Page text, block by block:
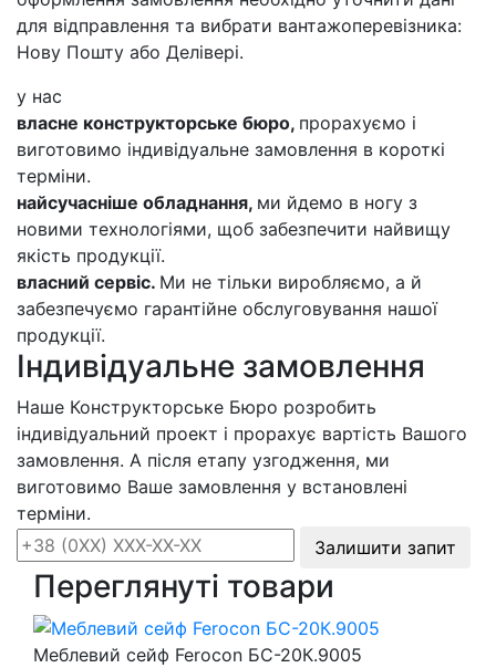
для відправлення та вибрати вантажоперевізника:
Нову Пошту або Делівері.
у нас
власне конструкторське бюро, прорахуємо і
виготовимо індивідуальне замовлення в короткі
терміни.
найсучасніше обладнання, ми йдемо в ногу з
новими технологіями, щоб забезпечити найвищу
якість продукції.
власний сервіс. Ми не тільки виробляємо, а й
забезпечуємо гарантійне обслуговування нашої
продукції.
Індивідуальне замовлення
Наше Конструкторське Бюро розробить
індивідуальний проект і прорахує вартість Вашого
замовлення. А після етапу узгодження, ми
виготовимо Ваше замовлення у встановлені
терміни.
Залишити запит
Переглянуті товари
Меблевий сейф Ferocon БС-20К.9005